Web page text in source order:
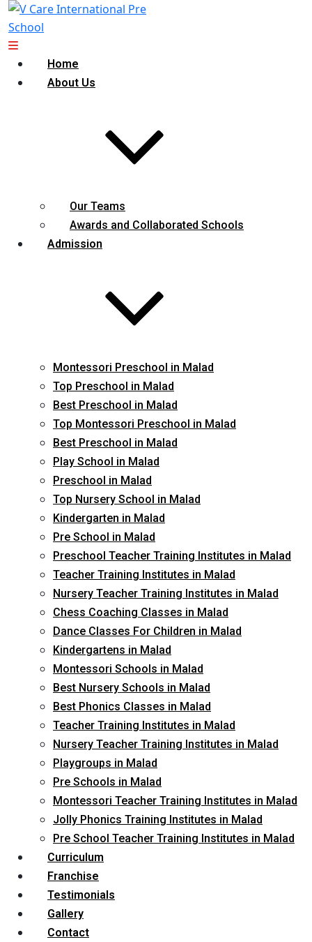
Home
About Us
Our Teams
Awards and Collaborated Schools
Admission
Montessori Preschool in Malad
Top Preschool in Malad
Best Preschool in Malad
Top Montessori Preschool in Malad
Best Preschool in Malad
Play School in Malad
Preschool in Malad
Top Nursery School in Malad
Kindergarten in Malad
Pre School in Malad
Preschool Teacher Training Institutes in Malad
Teacher Training Institutes in Malad
Nursery Teacher Training Institutes in Malad
Chess Coaching Classes in Malad
Dance Classes For Children in Malad
Kindergartens in Malad
Montessori Schools in Malad
Best Nursery Schools in Malad
Best Phonics Classes in Malad
Teacher Training Institutes in Malad
Nursery Teacher Training Institutes in Malad
Playgroups in Malad
Pre Schools in Malad
Montessori Teacher Training Institutes in Malad
Jolly Phonics Training Institutes in Malad
Pre School Teacher Training Institutes in Malad
Curriculum
Franchise
Testimonials
Gallery
Contact